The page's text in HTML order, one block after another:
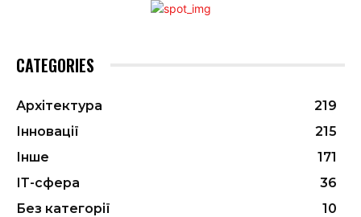
CATEGORIES
Архітектура
219
Інновації
215
Інше
171
ІТ-сфера
36
Без категорії
10